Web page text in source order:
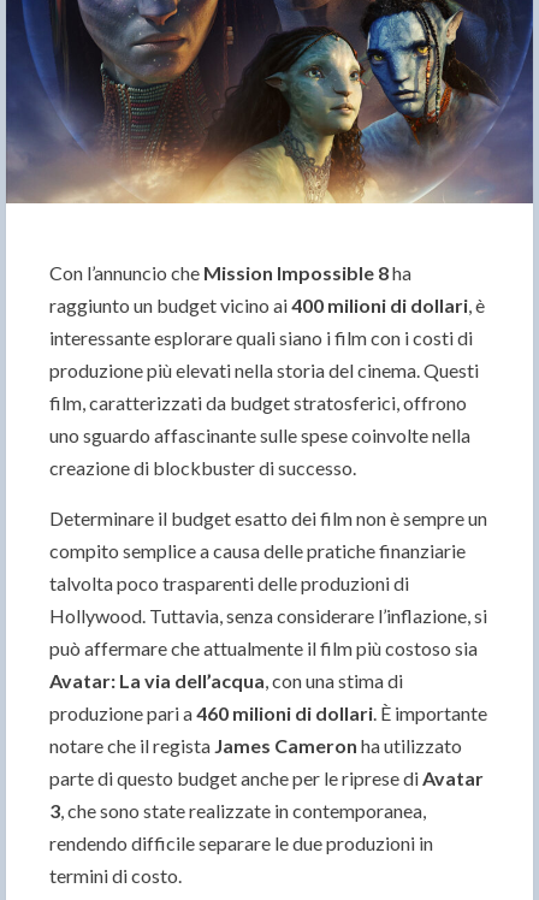
Con l’annuncio che Mission Impossible 8ha
raggiunto un budget vicino ai400 milioni di dollari , è
interessante esplorare quali siano i film con i costi di
produzione più elevati nella storia del cinema. Questi
film, caratterizzati da budget stratosferici, offrono
uno sguardo affascinante sulle spese coinvolte nella
creazione di blockbuster di successo.
Determinare il budget esatto dei film non è sempre un
compito semplice a causa delle pratiche finanziarie
talvolta poco trasparenti delle produzioni di
Hollywood. Tuttavia, senza considerare l’inflazione, si
può affermare che attualmente il film più costoso sia
Avatar: La via dell’acqua , con una stima di
produzione pari a460 milioni di dollari . È importante
notare che il regista James Cameron ha utilizzato
parte di questo budget anche per le riprese di Avatar
3 , che sono state realizzate in contemporanea,
rendendo difficile separare le due produzioni in
termini di costo.